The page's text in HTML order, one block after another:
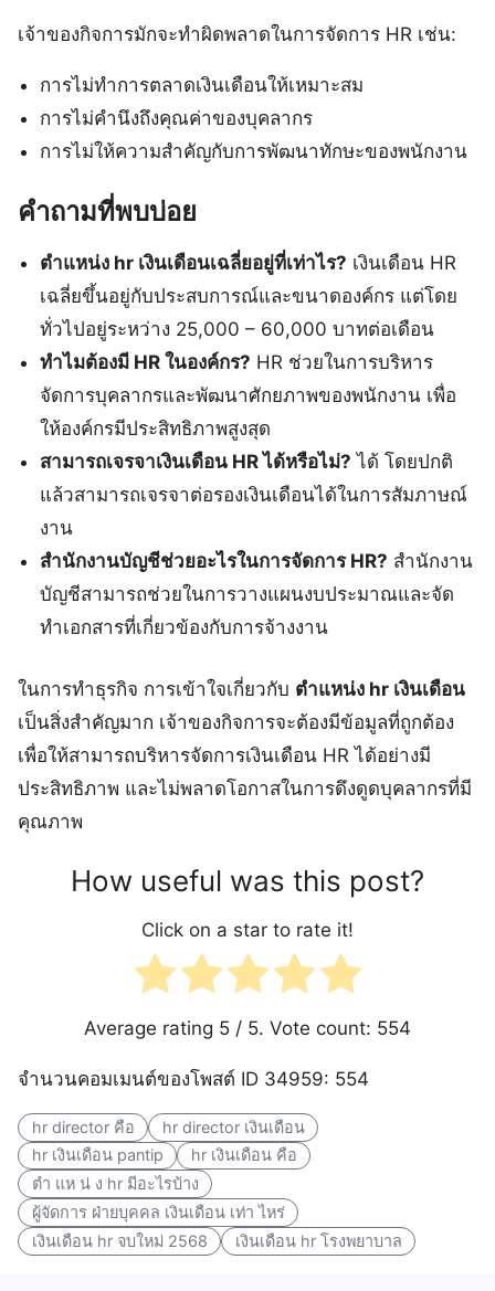
เจ้าของกิจการมักจะทำผิดพลาดในการจัดการ HR เช่น:
การไม่ทำการตลาดเงินเดือนให้เหมาะสม
การไม่คำนึงถึงคุณค่าของบุคลากร
การไม่ให้ความสำคัญกับการพัฒนาทักษะของพนักงาน
คำถามที่พบบ่อย
ตําแหน่ง hr เงินเดือนเฉลี่ยอยู่ที่เท่าไร? เงินเดือน HR
เฉลี่ยขึ้นอยู่กับประสบการณ์และขนาดองค์กร แต่โดย
ทั่วไปอยู่ระหว่าง 25,000 – 60,000 บาทต่อเดือน
ทำไมต้องมี HR ในองค์กร? HR ช่วยในการบริหาร
จัดการบุคลากรและพัฒนาศักยภาพของพนักงาน เพื่อ
ให้องค์กรมีประสิทธิภาพสูงสุด
สามารถเจรจาเงินเดือน HR ได้หรือไม่? ได้ โดยปกติ
แล้วสามารถเจรจาต่อรองเงินเดือนได้ในการสัมภาษณ์
งาน
สำนักงานบัญชีช่วยอะไรในการจัดการ HR? สำนักงาน
บัญชีสามารถช่วยในการวางแผนงบประมาณและจัด
ทำเอกสารที่เกี่ยวข้องกับการจ้างงาน
ในการทำธุรกิจ การเข้าใจเกี่ยวกับ ตําแหน่ง hr เงินเดือน
เป็นสิ่งสำคัญมาก เจ้าของกิจการจะต้องมีข้อมูลที่ถูกต้อง
เพื่อให้สามารถบริหารจัดการเงินเดือน HR ได้อย่างมี
ประสิทธิภาพ และไม่พลาดโอกาสในการดึงดูดบุคลากรที่มี
คุณภาพ
How useful was this post?
Click on a star to rate it!
Average rating 5 / 5. Vote count: 554
จำนวนคอมเมนต์ของโพสต์ ID 34959: 554
hr director คือ
hr director เงินเดือน
hr เงินเดือน pantip
hr เงินเดือน คือ
ตํา แห น่ ง hr มีอะไรบ้าง
ผู้จัดการ ฝ่ายบุคคล เงินเดือน เท่า ไหร่
เงินเดือน hr จบใหม่ 2568
เงินเดือน hr โรงพยาบาล